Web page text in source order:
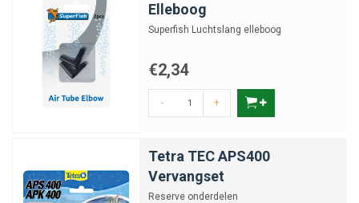
Elleboog
Superfish Luchtslang elleboog
€2,34
- +
Tetra TEC APS400
Vervangset
Reserve onderdelen